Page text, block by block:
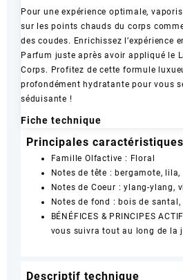
Pour une expérience optimale,
sur les points chauds du corps
des coudes. Enrichissez l’expérience
Parfum juste après avoir appliqué le
Corps. Profitez de cette formule
profondément hydratante pour vous
séduisante !
Fiche technique
Principales caractéristiques
Famille Olfactive : Floral
Notes de tête : bergamote,
Notes de Coeur : ylang-ylang,
Notes de fond : bois de
BÉNÉFICES & PRINCIPES
vous suivra tout au long de la
Descriptif technique